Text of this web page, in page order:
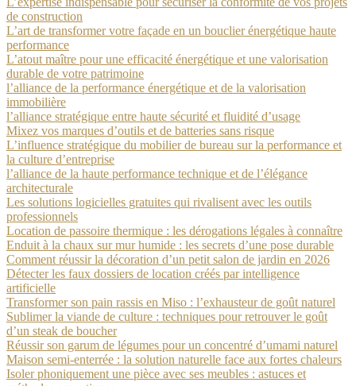
de construction
L’art de transformer votre façade en un bouclier énergétique haute
performance
L’atout maître pour une efficacité énergétique et une valorisation
durable de votre patrimoine
l’alliance de la performance énergétique et de la valorisation
immobilière
l’alliance stratégique entre haute sécurité et fluidité d’usage
Mixez vos marques d’outils et de batteries sans risque
L’influence stratégique du mobilier de bureau sur la performance et
la culture d’entreprise
l’alliance de la haute performance technique et de l’élégance
architecturale
Les solutions logicielles gratuites qui rivalisent avec les outils
professionnels
Location de passoire thermique : les dérogations légales à connaître
Enduit à la chaux sur mur humide : les secrets d’une pose durable
Comment réussir la décoration d’un petit salon de jardin en 2026
Détecter les faux dossiers de location créés par intelligence
artificielle
Transformer son pain rassis en Miso : l’exhausteur de goût naturel
Sublimer la viande de culture : techniques pour retrouver le goût
d’un steak de boucher
Réussir son garum de légumes pour un concentré d’umami naturel
Maison semi-enterrée : la solution naturelle face aux fortes chaleurs
Isoler phoniquement une pièce avec ses meubles : astuces et